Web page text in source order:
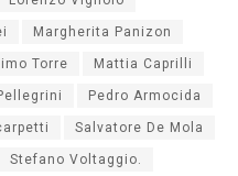
Margherita Panizon
Torre Mattia Caprilli
Pedro Armocida
Salvatore De Mola
Stefano Voltaggio.